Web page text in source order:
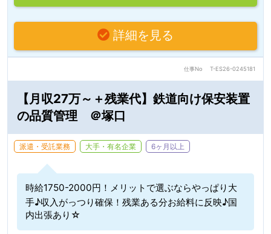
詳細を見る
仕事No T-ES26-0245181
【月収27万～＋残業代】鉄道向け保安装置
の品質管理 ＠塚口
派遣・受託業務 大手・有名企業 6ヶ月以上
時給1750-2000円！メリットで選ぶならやっぱり大
手♪収入がっつり確保！残業ある分お給料に反映♪国
内出張あり☆